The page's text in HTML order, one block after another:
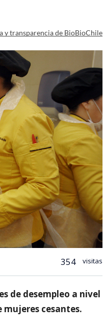
y transparencia de BioBioChile
354 visitas
de desempleo a nivel
cesantes.